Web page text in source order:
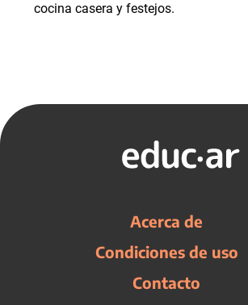
cocina casera y festejos.
Acerca de
Condiciones de uso
Contacto